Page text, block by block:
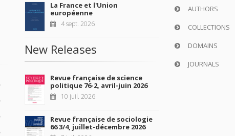
La France et l'Union
européenne
4 sept. 2026
New Releases
Revue française de science
politique 76-2, avril-juin 2026
10 juil. 2026
Revue française de sociologie
66 3/4, juillet-décembre 2026
AUTHORS
COLLECTIONS
DOMAINS
JOURNALS